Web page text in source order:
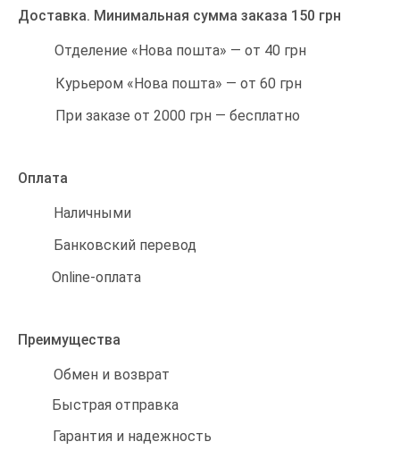
Доставка. Минимальная сумма заказа 150 грн
Отделение «Нова пошта» — от 40 грн
Курьером «Нова пошта» — от 60 грн
При заказе от 2000 грн — бесплатно
Оплата
Наличными
Банковский перевод
Online-оплата
Преимущества
Обмен и возврат
Быстрая отправка
Гарантия и надежность